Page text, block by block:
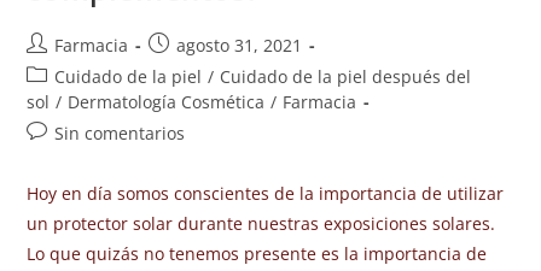
Farmacia
agosto 31, 2021
Cuidado de la piel / Cuidado de la piel después del
sol / Dermatología Cosmética / Farmacia
Sin comentarios
Hoy en día somos conscientes de la importancia de utilizar
un protector solar durante nuestras exposiciones solares.
Lo que quizás no tenemos presente es la importancia de